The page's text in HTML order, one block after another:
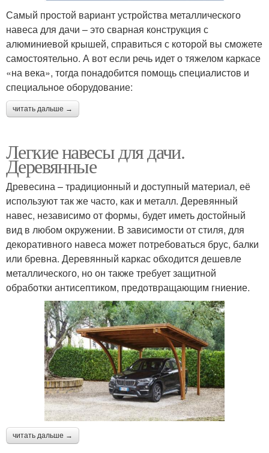
Самый простой вариант устройства металлического
навеса для дачи – это сварная конструкция с
алюминиевой крышей, справиться с которой вы сможете
самостоятельно. А вот если речь идет о тяжелом каркасе
«на века», тогда понадобится помощь специалистов и
специальное оборудование:
читать дальше →
Легкие навесы для дачи.
Деревянные
Древесина – традиционный и доступный материал, её
используют так же часто, как и металл. Деревянный
навес, независимо от формы, будет иметь достойный
вид в любом окружении. В зависимости от стиля, для
декоративного навеса может потребоваться брус, балки
или бревна. Деревянный каркас обходится дешевле
металлического, но он также требует защитной
обработки антисептиком, предотвращающим гниение.
читать дальше →